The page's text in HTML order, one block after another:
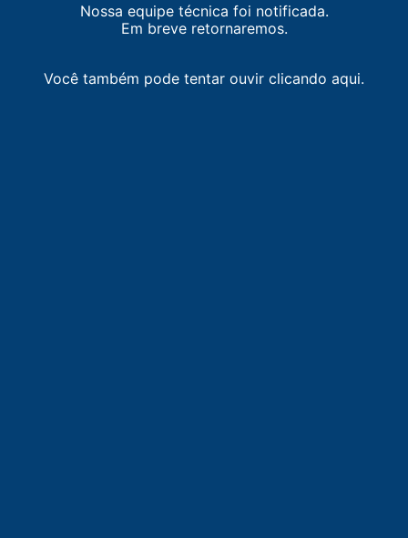
Nossa equipe técnica foi notificada.
Em breve retornaremos.
Você também pode tentar ouvir clicando aqui.